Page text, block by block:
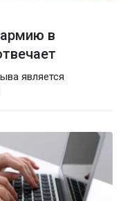
в
является